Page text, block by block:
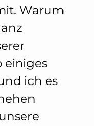
Warum
einiges
ich es